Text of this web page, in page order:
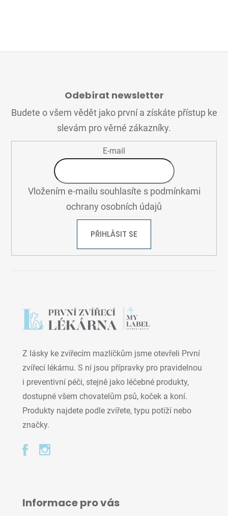
Odebírat newsletter
Budete o všem vědět jako první a získáte přístup ke
slevám pro věrné zákazníky.
E-mail
Vložením e-mailu souhlasíte s podmínkami
ochrany osobních údajů
PŘIHLÁSIT SE
Z lásky ke zvířecím mazlíčkům jsme otevřeli První
zvířecí lékárnu. S ní jsou přípravky pro pravidelnou
i preventivní péči, stejně jako léčebné produkty,
dostupné všem chovatelům psů, koček a koní.
Produkty najdete podle zvířete, typu potíží nebo
značky.
Informace pro vás